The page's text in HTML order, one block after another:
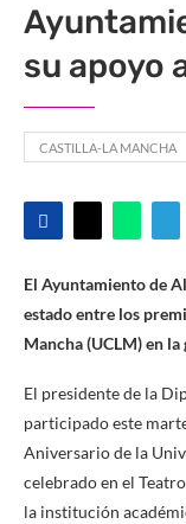
su apoyo
CASTILLA-LA MANCHA
El Ayuntamiento de
estado entre los
Mancha (UCLM) en
El presidente de la
participado este
Aniversario de la
celebrado en el
la institución